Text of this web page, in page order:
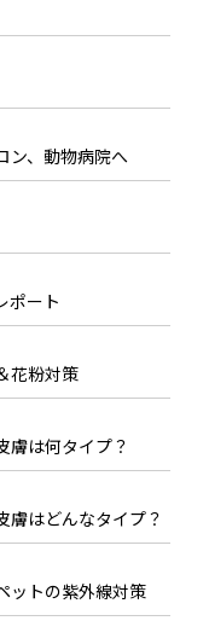
ン、動物病院へ
ポート
花粉対策
は何タイプ？
はどんなタイプ？
ットの紫外線対策